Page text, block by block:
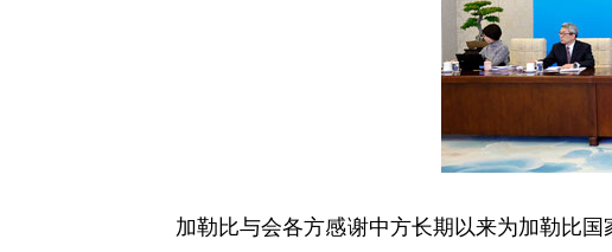
加勒比与会各方感谢中方长期以来为加勒比